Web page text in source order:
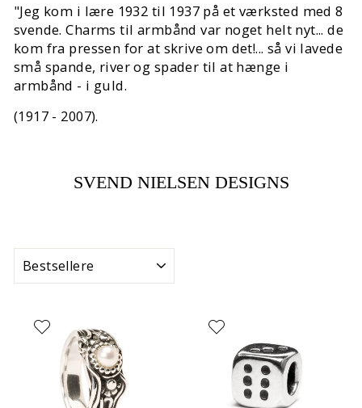
"Jeg kom i lære 1932 til 1937 på et værksted med 8
svende. Charms til armbånd var noget helt nyt... de
kom fra pressen for at skrive om det!... så vi lavede
små spande, river og spader til at hænge i
armbånd - i guld.
(1917 - 2007).
SVEND NIELSEN DESIGNS